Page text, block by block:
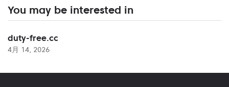
You may be interested in
duty-free.cc
4月 14, 2026